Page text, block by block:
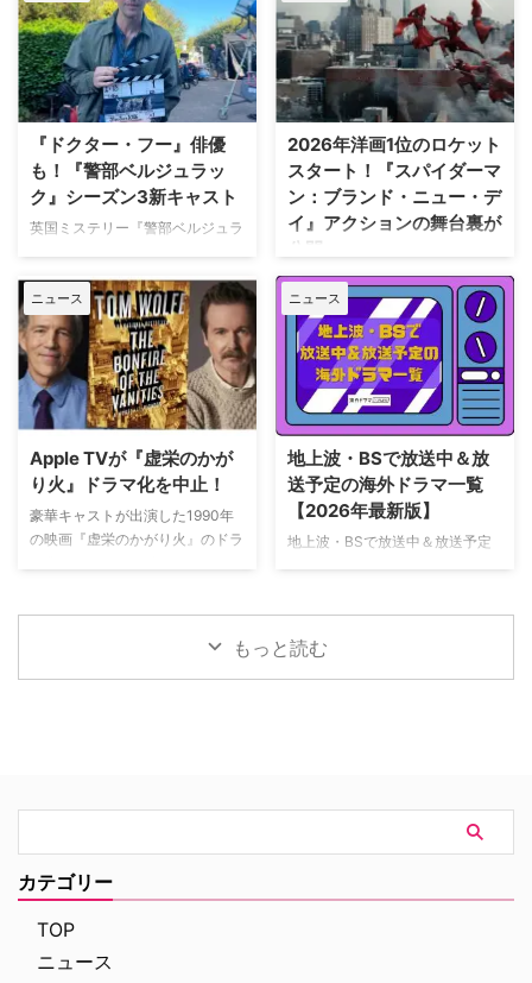
イヴァーが、フランスでの撮影休
止期間中に深刻な自動車事故に遭
っていたことが分かった。 生き
ていられることに心から感謝 ミ
ニーは過去8週間にわたり、
Instagram上で「パリ近況報告」
と題した動画シリーズを投稿。最
終シーズンの撮影で滞在していた
パリでの日常をファンに届けてい
た。しかし8月6日（木）早朝、
公開。「パリの最新情報だけど、
実はロンドンに戻っ …
た。 『オザークへようこそ』ジ
ェイソン・ベイトマンも関与
Netflixは、今年3月のMLB開幕戦
をライヴ配信したのを皮切りに、
7月のホームランダービーもリリ
を深めている。この協力関係は
2028年まで続く予定だ。今月中
旬に行われるフィールド・オブ・
ドリームス（映画『フィールド・
オブ・ドリームス』の舞台となっ
たアイオワ州のとうもろこし畑の
中にある球 …
『ドクター・フー』俳優
も！『警部ベルジュラッ
ク』シーズン3新キャスト
英国ミステリー『警部ベルジュラ
ている。また、4人のキャストが
新たに加わることも明らかになっ
た。英BBCなど複数のメディアが
伝えている。 これまでで最も衝
撃的な事件に巻き込まれるベルジ
ュラック 1981年から1991年にか
けて英BBCで放送されたジョン・
『Bergerac（原題）』をリブー
トした本作。イギリス海峡に浮か
ぶジャージー島を舞台に、警部の
ジム・ベルジュラックが事件に挑
2026年洋画1位のロケット
スタート！『スパイダーマ
ン：ブランド・ニュー・デ
イ』アクションの舞台裏が
公開
トム・ホランド演じるスパイダー
マンの新たな物語を描く映画『ス
パイダーマン：ブランド・ニュ
ー・デイ』が大ヒット上映中だ。
公開初日の興行収入は5億6,000
万円を超え、2026年公開の洋画
ナンバーワンを記録。このたび、
主演のトム・ホランド自らが臨場
感あふれるアクションシーン撮影
の裏側を明かす特別映像が公開さ
れた。 世界中で大ヒットを記
録！ 映画史に残る快挙を達成 ソ
ニー・ピクチャーズ配給、トム・
ー＝スパイダーマンの新たなる物
語、『スパイダーマン：ブラン
ド・ニュー・デイ』が大ヒット …
ニュース
Apple TVが『虚栄のかが
り火』ドラマ化を中止！
豪華キャストが出演した1990年
の映画『虚栄のかがり火』のドラ
トム・ウルフのベストセラー小説
く。人種間の対立を煽って全国的
な名声を得た …
ニュース
地上波・BSで放送中＆放
送予定の海外ドラマ一覧
【2026年最新版】
地上波・BSで放送中＆放送予定
中＆放送予定の海外ドラマ 海外
ドラマ『DOC（ドック） あす
へのカルテ』 NHK BSプレミアム
4K｜毎週（木） 17：00～ イタ
ーロ ほか ≫≫『DOC（ドッ
ク）3 あすへのカルテ』詳細 海
すへのカルテ』 総合｜毎週
もっと読む
カテゴリー
TOP
ニュース